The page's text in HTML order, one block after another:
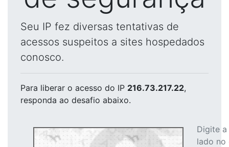
Seu IP fez diversas tentativas de
acessos suspeitos a sites hospedados
conosco.
Para liberar o acesso do IP 216.73.217.22,
responda ao desafio abaixo.
Digite
lado no